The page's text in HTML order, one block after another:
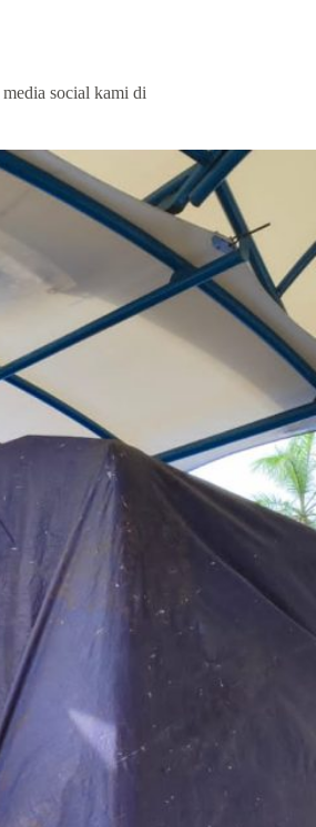
media social kami di